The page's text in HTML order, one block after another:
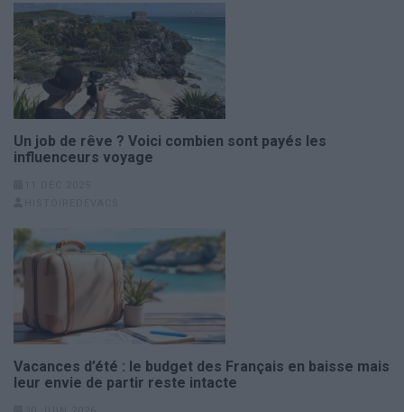
Un job de rêve ? Voici combien sont payés les
influenceurs voyage
Vacances d’été : le budget des Français en baisse mais
leur envie de partir reste intacte